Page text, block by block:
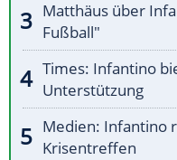
Matthäus über
Fußball"
Times: Infantino
Unterstützung
Medien: Infantino
Krisentreffen